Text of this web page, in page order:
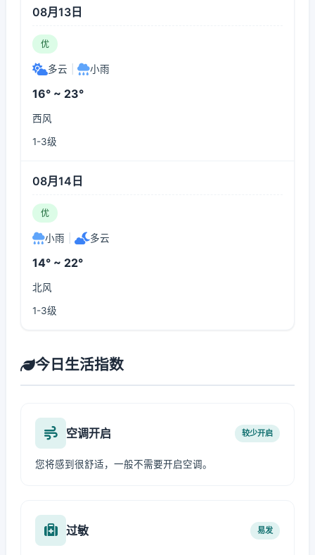
08月13日
优
多云 小雨
16° ~ 23°
西风
1-3级
08月14日
优
小雨 多云
14° ~ 22°
北风
1-3级
今日生活指数
空调开启 较少开启
您将感到很舒适，一般不需要开启空调。
过敏 易发